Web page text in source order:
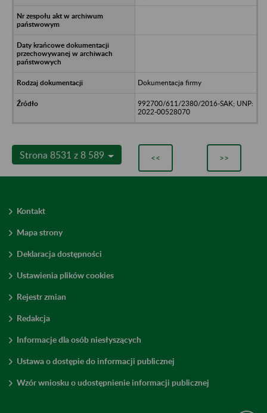
Dokumentacja firmy
992700/611/2380/2016-SAK; UNP:
2022-00528070
Strona 8531 z 8 589 << >>
Kontakt
Mapa strony
Deklaracja dostępności
Ustawienia plików cookies
Rejestr zmian
Redakcja
Informacje dla osób niesłyszących
Ustawa o dostępie do informacji publicznej
Wzór wniosku o udostępnienie informacji publicznej